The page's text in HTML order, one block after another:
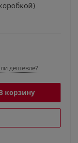
дешевле?
корзину